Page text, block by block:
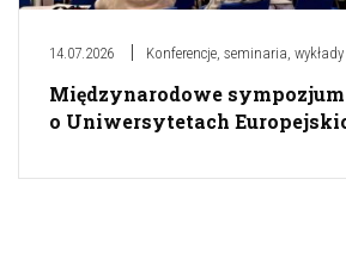
14.07.2026 Konferencje, seminaria,
Międzynarodowe sympozjum
o Uniwersytetach